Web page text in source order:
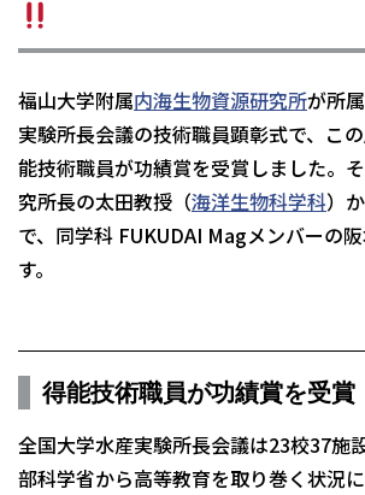
福山大学附属内海生物資源研究所が所
実験所長会議の技術職員顕彰式で、こ
能技術職員が功績賞を受賞しました。
究所長の太田教授（海洋生物科学科）
で、同学科 FUKUDAI Magメンバーの
す。
得能技術職員が功績賞を受賞
全国大学水産実験所長会議は23校37施
部科学省から高等教育を取り巻く状況